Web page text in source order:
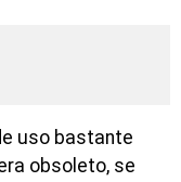
uso bastante
obsoleto, se